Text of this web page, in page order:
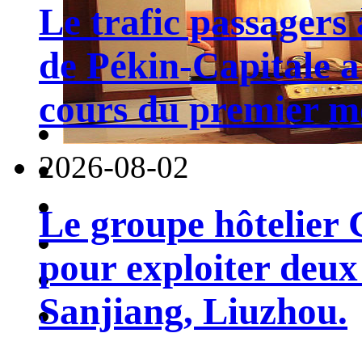
Le trafic
de Pékin-Capitale
cours du premier
2026-08-02
Le groupe hôtelier
pour exploiter
Sanjiang, Liuzhou.